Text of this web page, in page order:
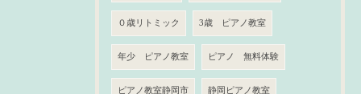
０歳リトミック 3歳 ピアノ教室
年少 ピアノ教室 ピアノ 無料体験
ピアノ教室静岡市 静岡ピアノ教室